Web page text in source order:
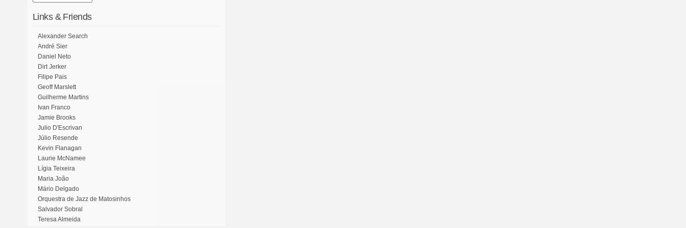
Links & Friends
Alexander Search
André Sier
Daniel Neto
Dirt Jerker
Filipe Pais
Geoff Marslett
Guilherme Martins
Ivan Franco
Jamie Brooks
Julio D'Escrivan
Júlio Resende
Kevin Flanagan
Laurie McNamee
Lígia Teixeira
Maria João
Mário Delgado
Orquestra de Jazz de Matosinhos
Salvador Sobral
Teresa Almeida